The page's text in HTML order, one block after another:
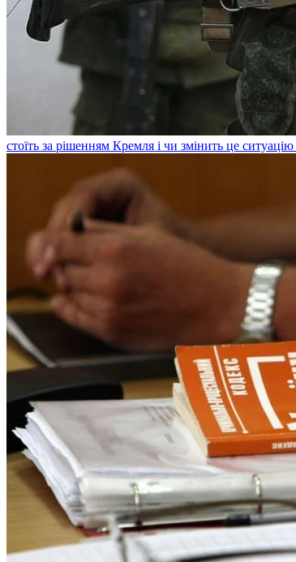
стоїть за рішенням Кремля і чи змінить це